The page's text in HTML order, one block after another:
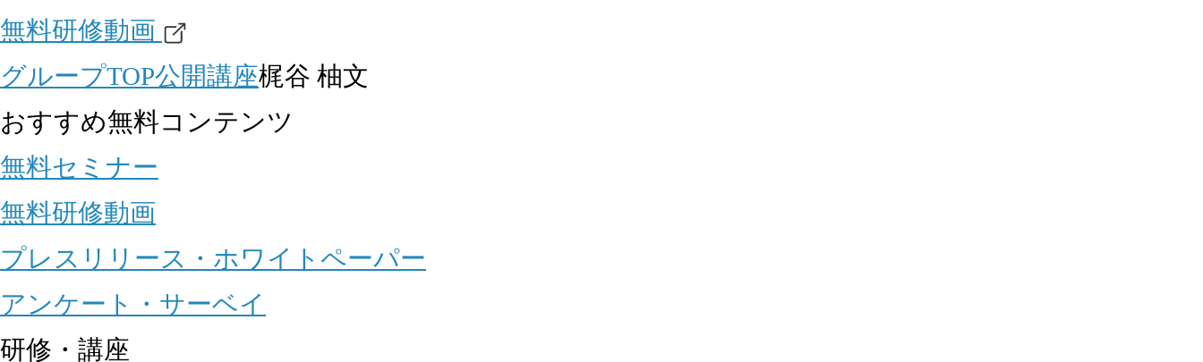
無料研修動画
グループTOP公開講座梶谷 柚文
おすすめ無料コンテンツ
無料セミナー
無料研修動画
プレスリリース・ホワイトペーパー
アンケート・サーベイ
研修・講座